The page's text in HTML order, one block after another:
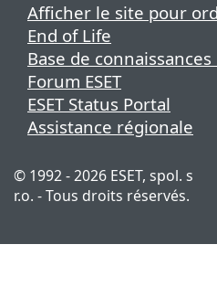
Afficher le site pour
End of Life
Base de connaissances
Forum ESET
ESET Status Portal
Assistance régionale
© 1992 - 2026 ESET, spol. s
r.o. - Tous droits réservés.